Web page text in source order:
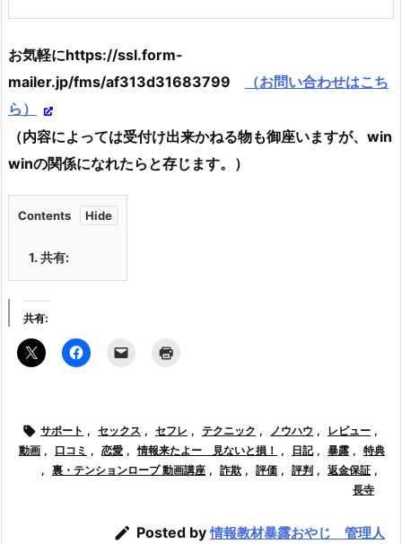
お気軽にhttps://ssl.form-
mailer.jp/fms/af313d31683799
（お問い合わせはこち
ら）
（内容によっては受付け出来かねる物も御座いますが、win
winの関係になれたらと存じます。）
Contents
1. 共有:
共有:
 サポート , セックス , セフレ , テクニック , ノウハウ , レビュー ,
動画 , 口コミ , 恋愛 , 情報来たよー 見ないと損！ , 日記 , 暴露 , 特典
, 裏・テンションロープ 動画講座 , 詐欺 , 評価 , 評判 , 返金保証 ,
長寺
 Posted by情報教材暴露おやじ 管理人